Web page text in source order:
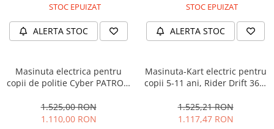
STOC EPUIZAT
ALERTA STOC
STOC EPUIZAT
ALERTA STOC
Masinuta electrica pentru
copii de politie Cyber PATROL,
90W, 12V, Black & White
1.525,00 RON
1.110,00 RON
Masinuta-Kart electric pentru
copii 5-11 ani, Rider Drift 360,
1.525,21 RON
1.117,47 RON